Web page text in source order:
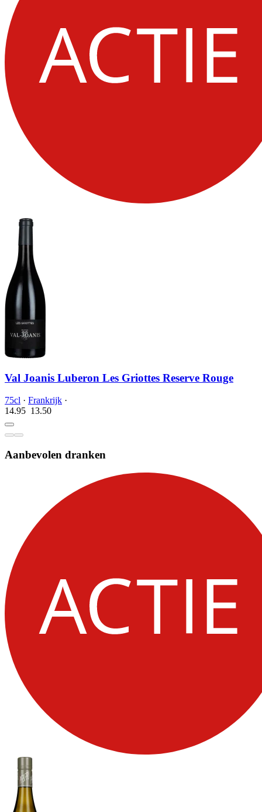
Val Joanis Luberon Les Griottes Reserve Rouge
75cl · Frankrijk ·
14.95 13.50
Aanbevolen dranken